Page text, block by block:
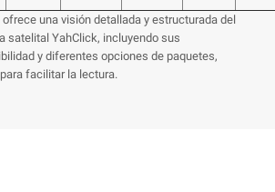
una visión detallada y estructurada del
satelital YahClick, incluyendo sus
y diferentes opciones de paquetes,
facilitar la lectura.